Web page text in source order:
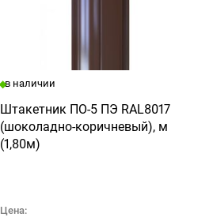
в наличии
Штакетник ПО-5 ПЭ RAL8017
(шоколадно-коричневый), м
(1,80м)
Цена: